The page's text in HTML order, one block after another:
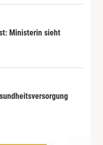
Ministerin sieht